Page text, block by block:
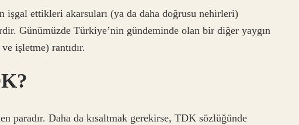
işgal ettikleri akarsuları (ya da daha doğrusu nehirleri)
Günümüzde Türkiye’nin gündeminde olan bir diğer yaygın
işletme) rantıdır.
paradır. Daha da kısaltmak gerekirse, TDK sözlüğünde